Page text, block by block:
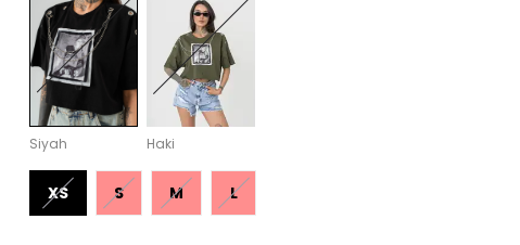
Siyah Haki
XS S M L